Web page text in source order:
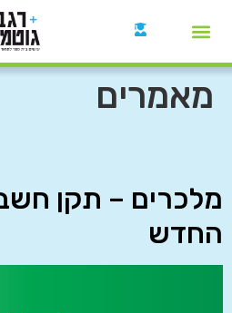
מאמרים
החדש